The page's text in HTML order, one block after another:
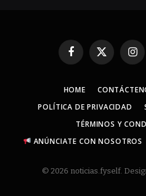
Facebook
X
HOME
POLÍTICA DE PRIVACIDAD
TÉRMINOS Y
ANÚNCIATE CON NOSOTROS
© 2026 noticias.fyself.